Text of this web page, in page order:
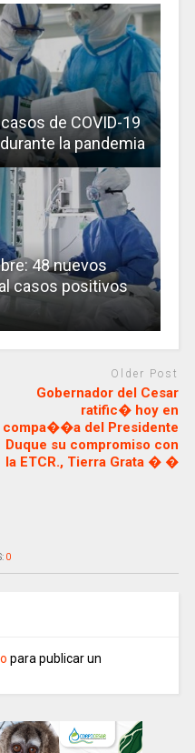
de COVID-19
la pandemia
48 nuevos
casos positivos
Older Post
Gobernador del Cesar
ratific� hoy en
compa��a del Presidente
Duque su compromiso con
la ETCR., Tierra Grata � �
0
para publicar un